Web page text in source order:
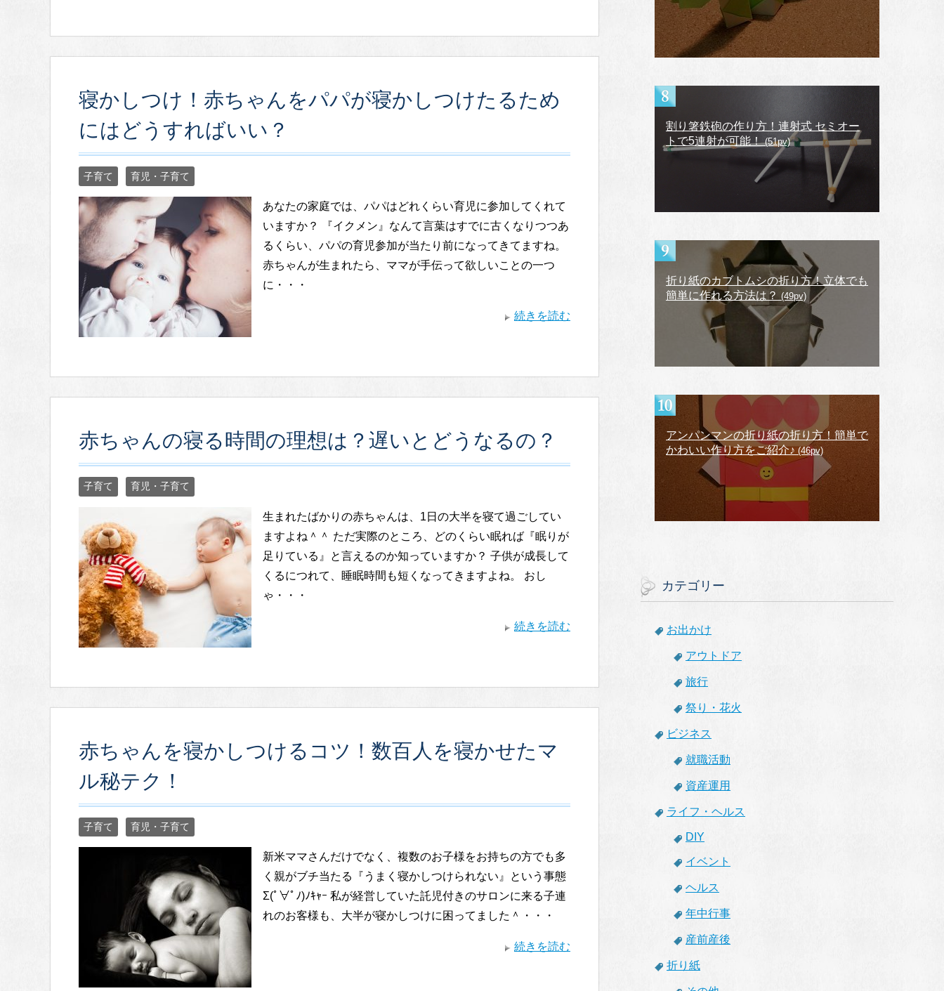
寝かしつけ！赤ちゃんをパパが寝かしつけたるため
にはどうすればいい？
子育て 育児・子育て
あなたの家庭では、パパはどれくらい育児に参加してくれて
いますか？ 『イクメン』なんて言葉はすでに古くなりつつあ
るくらい、パパの育児参加が当たり前になってきてますね。
赤ちゃんが生まれたら、ママが手伝って欲しいことの一つ
に・・・
続きを読む
赤ちゃんの寝る時間の理想は？遅いとどうなるの？
子育て 育児・子育て
生まれたばかりの赤ちゃんは、1日の大半を寝て過ごしてい
ますよね＾＾ ただ実際のところ、どのくらい眠れば『眠りが
足りている』と言えるのか知っていますか？ 子供が成長して
くるにつれて、睡眠時間も短くなってきますよね。 おし
ゃ・・・
続きを読む
赤ちゃんを寝かしつけるコツ！数百人を寝かせたマ
ル秘テク！
子育て 育児・子育て
新米ママさんだけでなく、複数のお子様をお持ちの方でも多
く親がブチ当たる『うまく寝かしつけられない』という事態
Σ(ﾟ∀ﾟﾉ)ﾉｷｬｰ 私が経営していた託児付きのサロンに来る子連
れのお客様も、大半が寝かしつけに困ってました＾・・・
続きを読む
割り箸鉄砲の作り方！連射式 セミオー
トで5連射が可能！(51pv)
折り紙のカブトムシの折り方！立体でも
簡単に作れる方法は？ (49pv)
アンパンマンの折り紙の折り方！簡単で
かわいい作り方をご紹介♪ (46pv)
カテゴリー
お出かけ
アウトドア
旅行
祭り・花火
ビジネス
就職活動
資産運用
ライフ・ヘルス
DIY
イベント
ヘルス
年中行事
産前産後
折り紙